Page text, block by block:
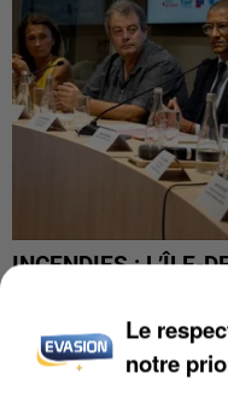
INCENDIES : L’ÎLE-
DE SOLIDARITÉ
Le
notre